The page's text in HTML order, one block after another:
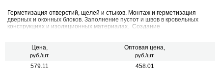
Герметизация отверстий, щелей и стыков. Монтаж и герметизация
дверных и оконных блоков. Заполнение пустот и швов в кровельных
конструкциях и изоляционных материалах. Создание
Цена,
руб./шт.
Оптовая цена,
руб./шт.
579.11 458.01